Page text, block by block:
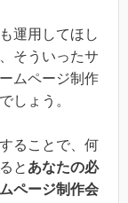
運用してほし
そういったサ
ムページ制作
しょう。
ることで、何
と あなたの必
ページ制作会